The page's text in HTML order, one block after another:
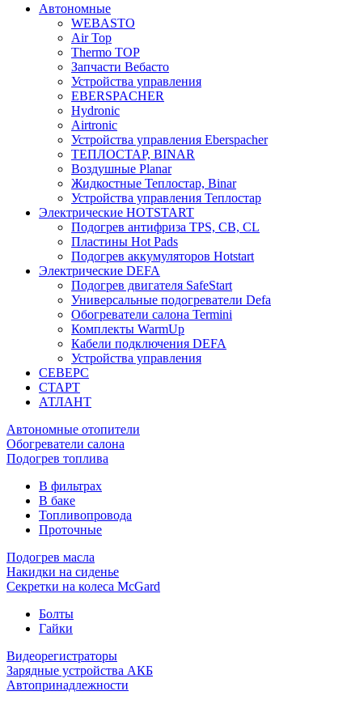
Автономные
WEBASTO
Air Top
Thermo TOP
Запчасти Вебасто
Устройства управления
EBERSPACHER
Hydronic
Airtronic
Устройства управления Eberspacher
ТЕПЛОСТАР, BINAR
Воздушные Planar
Жидкостные Теплостар, Binar
Устройства управления Теплостар
Электрические HOTSTART
Подогрев антифриза TPS, CB, CL
Пластины Hot Pads
Подогрев аккумуляторов Hotstart
Электрические DEFA
Подогрев двигателя SafeStart
Универсальные подогреватели Defa
Обогреватели салона Termini
Комплекты WarmUp
Кабели подключения DEFA
Устройства управления
СЕВЕРС
СТАРТ
АТЛАНТ
Автономные отопители
Обогреватели салона
Подогрев топлива
В фильтрах
В баке
Топливопровода
Проточные
Подогрев масла
Накидки на сиденье
Секретки на колеса McGard
Болты
Гайки
Видеорегистраторы
Зарядные устройства АКБ
Автопринадлежности